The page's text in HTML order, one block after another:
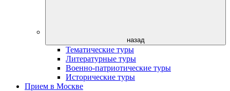
назад
Тематические туры
Литературные туры
Военно-патриотические туры
Исторические туры
Прием в Москве